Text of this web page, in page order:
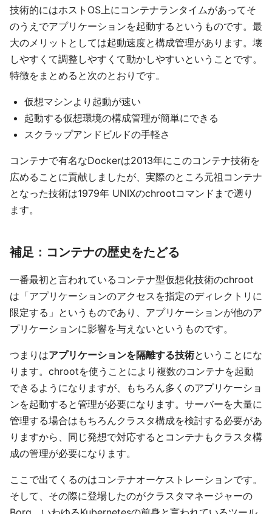
技術的にはホストOS上にコンテナランタイムがあってそ
のうえでアプリケーションを起動するというものです。最
大のメリットとしては起動速度と構成管理があります。壊
しやすくて調整しやすくて動かしやすいということです。
特徴をまとめると次のとおりです。
仮想マシンより起動が速い
起動する仮想環境の構成管理が簡単にできる
スクラップアンドビルドの手軽さ
コンテナで有名なDockerは2013年にこのコンテナ技術を
広めることに貢献しましたが、実際のところ元祖コンテナ
となった技術は1979年 UNIXのchrootコマンドまで遡り
ます。
補足：コンテナの歴史をたどる
一番最初と言われているコンテナ型仮想化技術のchroot
は「アプリケーションのアクセスを指定のディレクトリに
限定する」というものであり、アプリケーションが他のア
プリケーションに影響を与えないというものです。
つまりはアプリケーションを隔離する技術ということにな
ります。chrootを使うことにより複数のコンテナを起動
できるようになりますが、もちろん多くのアプリケーショ
ンを起動すると管理が必要になります。サーバーを大量に
管理する場合はもちろんクラスタ構成を検討する必要があ
りますから、同じ発想で対応するとコンテナもクラスタ構
成の管理が必要になります。
ここで出てくるのはコンテナオーケストレーションです。
そして、その際に登場したのがクラスタマネージャーの